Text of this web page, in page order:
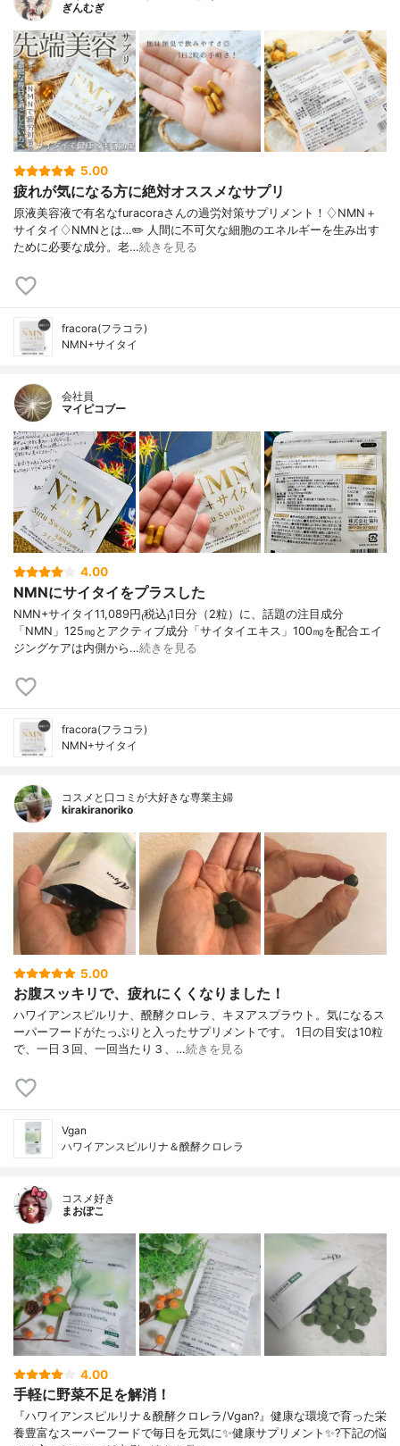
ぎんむぎ
5.00
疲れが気になる方に絶対オススメなサプリ
原液美容液で有名なfuracoraさんの過労対策サプリメント！♢NMN＋
サイタイ♢NMNとは…✏️ 人間に不可欠な細胞のエネルギーを生み出す
ために必要な成分。老…続きを見る
fracora(フラコラ)
NMN+サイタイ
会社員
マイピコブー
4.00
NMNにサイタイをプラスした
NMN+サイタイ11,089円₍税込₎1日分（2粒）に、話題の注目成分
「NMN」125㎎とアクティブ成分「サイタイエキス」100㎎を配合エイ
ジングケアは内側から…続きを見る
fracora(フラコラ)
NMN+サイタイ
コスメと口コミが大好きな専業主婦
kirakiranoriko
5.00
お腹スッキリで、疲れにくくなりました！
ハワイアンスピルリナ、醗酵クロレラ、キヌアスプラウト。気になるス
ーパーフードがたっぷりと入ったサプリメントです。 1日の目安は10粒
で、一日３回、一回当たり３、…続きを見る
Vgan
ハワイアンスピルリナ＆醗酵クロレラ
コスメ好き
まおぽこ
4.00
手軽に野菜不足を解消！
『ハワイアンスピルリナ＆醗酵クロレラ/Vgan?』健康な環境で育った栄
養豊富なスーパーフードで毎日を元気に✨健康サプリメント✨?下記の悩